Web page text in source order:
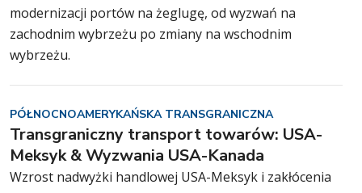
modernizacji portów na żeglugę, od wyzwań na
zachodnim wybrzeżu po zmiany na wschodnim
wybrzeżu.
PÓŁNOCNOAMERYKAŃSKA TRANSGRANICZNA
Transgraniczny transport towarów: USA-
Meksyk & Wyzwania USA-Kanada
Wzrost nadwyżki handlowej USA-Meksyk i zakłócenia